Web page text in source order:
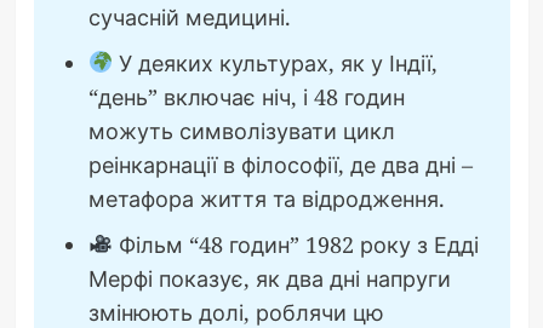
сучасній медицині.
У деяких культурах, як у Індії,
“день” включає ніч, і 48 годин
можуть символізувати цикл
реінкарнації в філософії, де два дні –
метафора життя та відродження.
Фільм “48 годин” 1982 року з Едді
Мерфі показує, як два дні напруги
змінюють долі, роблячи цю